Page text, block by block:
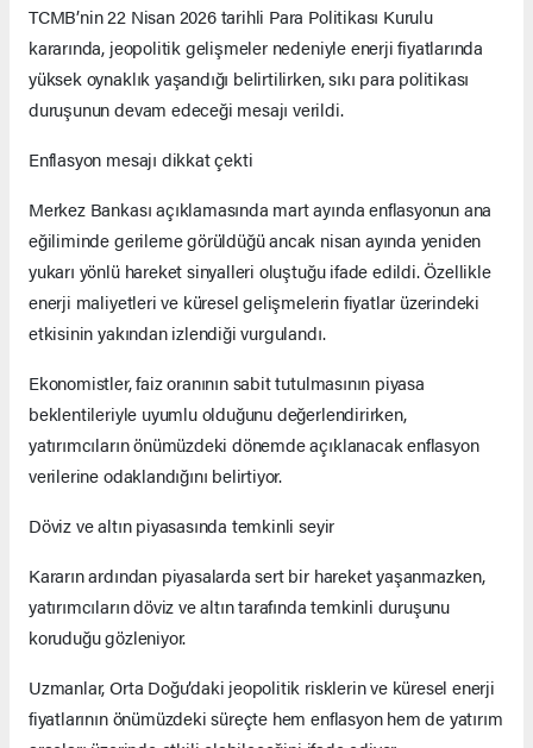
TCMB’nin 22 Nisan 2026 tarihli Para Politikası Kurulu
kararında, jeopolitik gelişmeler nedeniyle enerji fiyatlarında
yüksek oynaklık yaşandığı belirtilirken, sıkı para politikası
duruşunun devam edeceği mesajı verildi.
Enflasyon mesajı dikkat çekti
Merkez Bankası açıklamasında mart ayında enflasyonun ana
eğiliminde gerileme görüldüğü ancak nisan ayında yeniden
yukarı yönlü hareket sinyalleri oluştuğu ifade edildi. Özellikle
enerji maliyetleri ve küresel gelişmelerin fiyatlar üzerindeki
etkisinin yakından izlendiği vurgulandı.
Ekonomistler, faiz oranının sabit tutulmasının piyasa
beklentileriyle uyumlu olduğunu değerlendirirken,
yatırımcıların önümüzdeki dönemde açıklanacak enflasyon
verilerine odaklandığını belirtiyor.
Döviz ve altın piyasasında temkinli seyir
Kararın ardından piyasalarda sert bir hareket yaşanmazken,
yatırımcıların döviz ve altın tarafında temkinli duruşunu
koruduğu gözleniyor.
Uzmanlar, Orta Doğu’daki jeopolitik risklerin ve küresel enerji
fiyatlarının önümüzdeki süreçte hem enflasyon hem de yatırım